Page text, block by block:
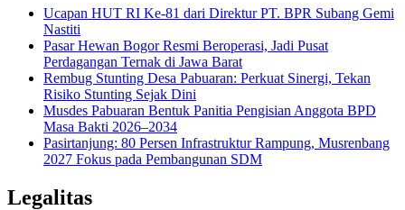
Ucapan HUT RI Ke-81 dari Direktur PT. BPR Subang Gemi
Nastiti
Pasar Hewan Bogor Resmi Beroperasi, Jadi Pusat
Perdagangan Ternak di Jawa Barat
Rembug Stunting Desa Pabuaran: Perkuat Sinergi, Tekan
Risiko Stunting Sejak Dini
Musdes Pabuaran Bentuk Panitia Pengisian Anggota BPD
Masa Bakti 2026–2034
Pasirtanjung: 80 Persen Infrastruktur Rampung, Musrenbang
2027 Fokus pada Pembangunan SDM
Legalitas